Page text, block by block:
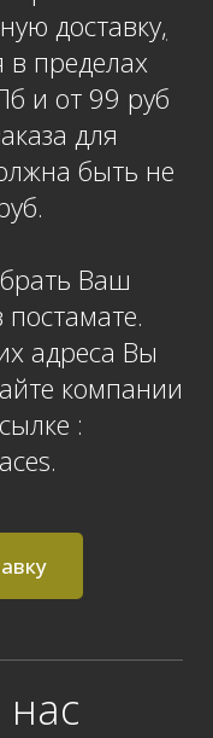
доставку,
в пределах
и от 99 руб
для
быть не
Ваш
адреса Вы
компании
:
нас